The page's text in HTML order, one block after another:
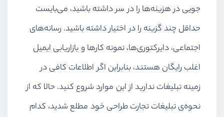
جویی در هزینه‌ها را در سر داشته باشید، می‌بایست
حداقل چند گزینه را در اختیار داشته باشید. رسانه‌های
اجتماعی، دایرکتوری‌ها، نمونه کارها و بازاریابی ایمیل
اغلب رایگان هستند، بنابراین اگر اطلاعات کافی در
زمینه تبلیغات ندارید از این موارد شروع کنید. حالا که از
نحوه‌ی تبلیغات تجارت طراحی خود مطلع شدید، کدام